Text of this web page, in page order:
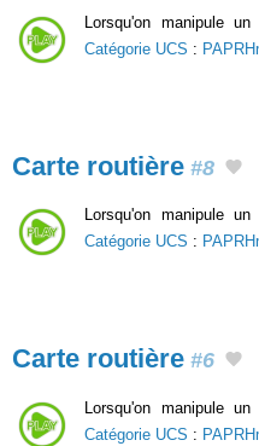
Lorsqu'on manipule
Catégorie UCS :
Carte routière #8
Lorsqu'on manipule
Catégorie UCS :
Carte routière #6
Lorsqu'on manipule
Catégorie UCS :